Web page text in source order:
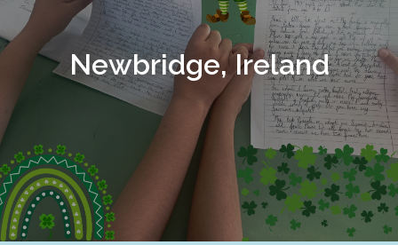
Newbridge, Ireland